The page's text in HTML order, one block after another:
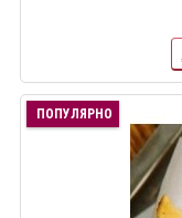
ПОПУЛЯРНО